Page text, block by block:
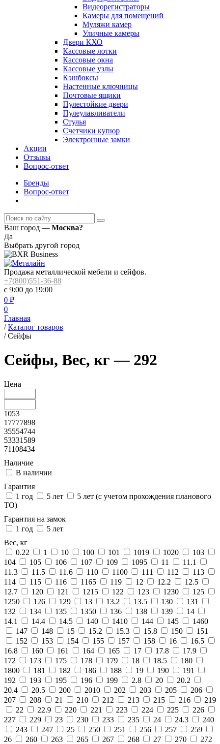
Видеорегистраторы
Камеры для помещений
Муляжи камер
Уличные камеры
Двери КХО
Кассовые лотки
Кассовые окна
Кассовые узлы
Кэшбоксы
Настенные ключницы
Почтовые ящики
Пулестойкие двери
Пулеулавливатели
Стулья
Счетчики купюр
Электронные замки
Акции
Отзывы
Вопрос-ответ
Бренды
Вопрос-ответ
Ваш город — Москва?
Да
Выбрать другой город
Продажа металлической мебели и сейфов.
+7(800)551-36-88
с 9:00 до 19:00
0 ₽
0
Главная
/ Каталог товаров
/ Сейфы
Сейфы, Вес, кг — 292
Цена
1053
17777898
35554744
53331589
71108434
Наличие
В наличии
Гарантия
1 год
5 лет
5 лет (с учетом прохождения планового
ТО)
Гарантия на замок
1 год
5 лет
Вес, кг
0.22
1 10 100 101 1019 1020
103
104
105 106 107 109 1095 11
11.1
11.3
11.5 11.6 110 1100 111 112
113
114
115 116 1165 119 12 12.2
12.5
12.7
120 121 1215 122 123 1230
125
1250
126 129 13 13.2 13.5 130
131
132
134 135 1350 136 138 139
14
14.1
14.4 14.5 140 1410 144 145
1460
147
148 15 15.2 15.3 15.8 150
151
152
153 154 155 157 158 16
16.5
16.8
160 161 164 165 17 17.8
17.9
172
173 175 178 179 18 18.5
180
1800
181 182 186 188 19 190
191
192
193 195 196 199 2.8 20
20.2
20.4
20.5 200 2010 202 203 205
206
207
208 21 210 212 213 215 216
219
22
22.9 220 221 223 224 225
226
227
229 23 230 233 235 24 24.3
240
243
247 25 250 251 256 257
259
26
260 263 265 267 268 27 270
272